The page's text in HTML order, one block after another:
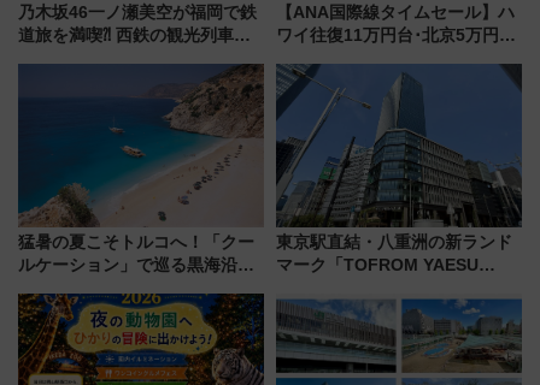
乃木坂46一ノ瀬美空が福岡で鉄
道旅を満喫⁈ 西鉄の観光列車
CHIKUGO」で巡る福岡･太宰
府･柳川の旅！YouTubeが公開
【ANA国際線タイムセール】ハ
ワイ往復11万円台･北京5万円台
来春のGW旅行まで狙える激ア
ツ路線まとめ（8/10まで）
猛暑の夏こそトルコへ！「クー
ルケーション」で巡る黒海沿岸
連検索数が前年比237％増、ナ
ショジオも認める『2026年に訪
れるべき世界の旅先』
東京駅直結・八重洲の新ランド
マーク「TOFROM YAESU
ないバスターミナル直結でスキ
マ時間が充実